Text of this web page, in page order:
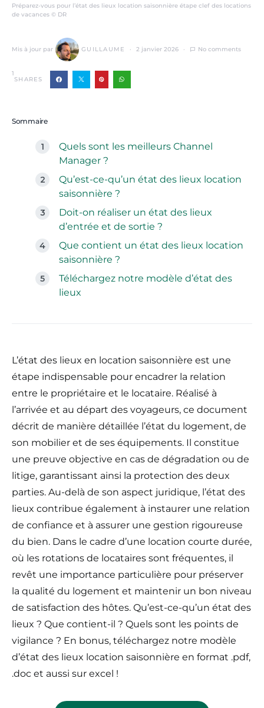
Préparez-vous pour l’état des lieux location saisonnière étape clef des locations
de vacances © DR
Mis à jour par GUILLAUME 2 janvier 2026 No comments
1
SHARES
Sommaire
Quels sont les meilleurs Channel
Manager ?
Qu’est-ce-qu’un état des lieux location
saisonnière ?
Doit-on réaliser un état des lieux
d’entrée et de sortie ?
Que contient un état des lieux location
saisonnière ?
Téléchargez notre modèle d’état des
lieux
L’état des lieux en location saisonnière est une
étape indispensable pour encadrer la relation
entre le propriétaire et le locataire. Réalisé à
l’arrivée et au départ des voyageurs, ce document
décrit de manière détaillée l’état du logement, de
son mobilier et de ses équipements. Il constitue
une preuve objective en cas de dégradation ou de
litige, garantissant ainsi la protection des deux
parties. Au-delà de son aspect juridique, l’état des
lieux contribue également à instaurer une relation
de confiance et à assurer une gestion rigoureuse
du bien. Dans le cadre d’une location courte durée,
où les rotations de locataires sont fréquentes, il
revêt une importance particulière pour préserver
la qualité du logement et maintenir un bon niveau
de satisfaction des hôtes. Qu’est-ce-qu’un état des
lieux ? Que contient-il ? Quels sont les points de
vigilance ? En bonus, téléchargez notre modèle
d’état des lieux location saisonnière en format .pdf,
.doc et aussi sur excel !